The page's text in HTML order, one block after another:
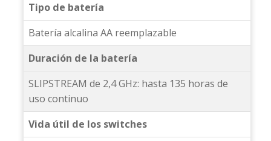
Tipo de batería
Batería alcalina AA reemplazable
Duración de la batería
SLIPSTREAM de 2,4 GHz: hasta 135 horas de
uso continuo
Vida útil de los switches